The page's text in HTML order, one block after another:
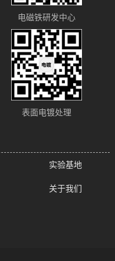
电磁铁研发中心
表面电镀处理
实验基地
关于我们